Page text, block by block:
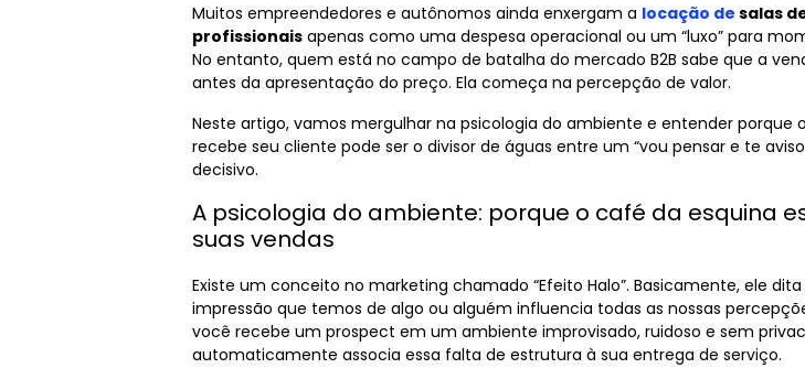
Muitos empreendedores e autônomos ainda enxergam a locação de salas
profissionais apenas como uma despesa operacional ou um “luxo” para
No entanto, quem está no campo de batalha do mercado B2B sabe que a
antes da apresentação do preço. Ela começa na percepção de valor.
Neste artigo, vamos mergulhar na psicologia do ambiente e entender porque
recebe seu cliente pode ser o divisor de águas entre um “vou pensar e te
decisivo.
A psicologia do ambiente: porque o café da esquina
suas vendas
Existe um conceito no marketing chamado “Efeito Halo”. Basicamente, ele
impressão que temos de algo ou alguém influencia todas as nossas
você recebe um prospect em um ambiente improvisado, ruidoso e sem
automaticamente associa essa falta de estrutura à sua entrega de serviço.